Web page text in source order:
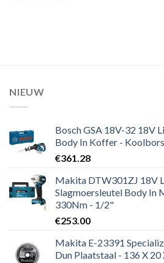
NIEUW
Bosch GSA 18V-32 18V
Body In Koffer -
€361.28
Makita DTW301ZJ 18V
Slagmoersleutel Body In
330Nm - 1/2"
€253.00
Makita E-23391
Dun Plaatstaal - 136 X 20